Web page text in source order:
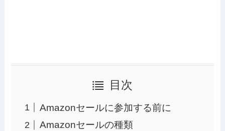
目次
Amazonセールに参加する前に
Amazonセールの種類